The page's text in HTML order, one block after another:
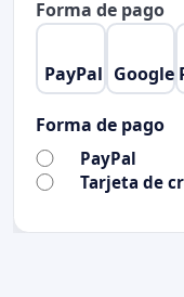
Forma de pago
PayPal Google
Forma de pago
PayPal
Tarjeta de